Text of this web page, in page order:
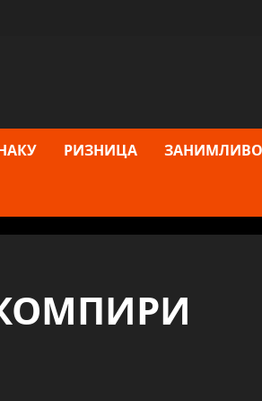
РИЗНИЦА